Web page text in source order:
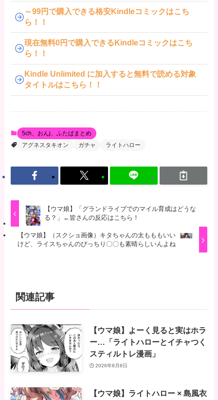
～99円で購入できる格安Kindleコミックはこち
ら！！
現在無料0円で購入できるKindleコミックはこち
ら！！
Kindle Unlimited に加入すると無料で読める対象
タイトルはこちら！！
5ch、おんj、ふたばまとめ
アグネスタキオン
ガチャ ライトハロー
【ウマ娘】「グランドライブでのマイル育成はどうな
る？」←皆さんの反応はこちら！
【ウマ娘】（スクショ画像）キタちゃんの太もももいい
けど、ライスちゃんのぴっちり〇〇も素晴らしいんよね
関連記事
【ウマ娘】よーく見ると実はホラ
ー…「ライトハローとイチャつく
スティルトレ漫画」
2026年8月8日
【ウマ娘】ライトハロー × 島風衣